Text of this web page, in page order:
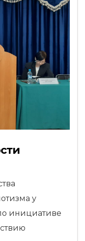
у
инициативе